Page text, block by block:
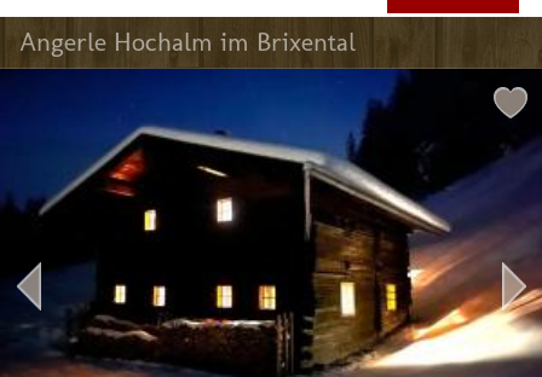
Angerle Hochalm im Brixental